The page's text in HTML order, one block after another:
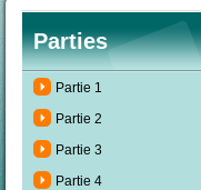
Parties
Partie 1
Partie 2
Partie 3
Partie 4